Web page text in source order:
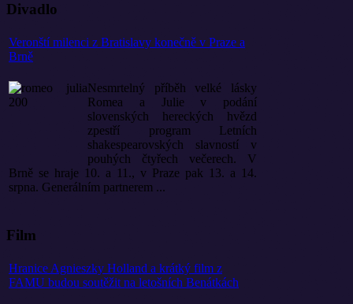
Divadlo
Veronští milenci z Bratislavy konečně v Praze a
Brně
Nesmrtelný příběh velké lásky
Romea a Julie v podání
slovenských hereckých hvězd
zpestří program Letních
shakespearovských slavností v
pouhých čtyřech večerech. V
Brně se hraje 10. a 11., v Praze pak 13. a 14.
srpna. Generálním partnerem ...
Film
Hranice Agnieszky Holland a krátký film z
FAMU budou soutěžit na letošních Benátkách